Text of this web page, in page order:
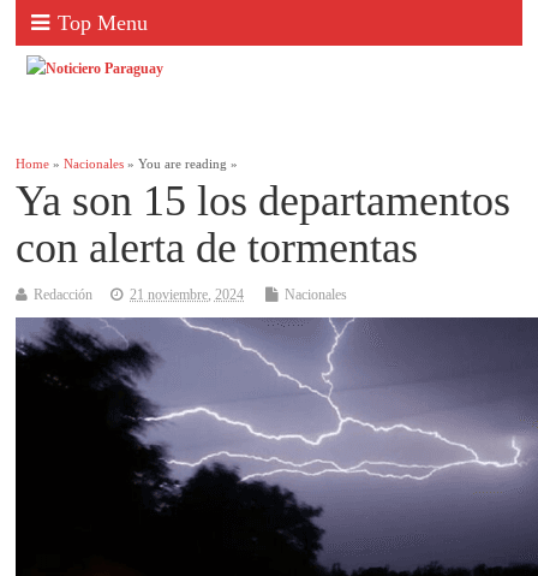
Top Menu
Home »Nacionales » You are reading »
Ya son 15 los departamentos
con alerta de tormentas
Redacción 21 noviembre, 2024 Nacionales